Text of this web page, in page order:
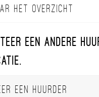
het overzicht
een andere